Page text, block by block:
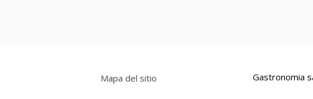
Mapa del sitio Gastronomia